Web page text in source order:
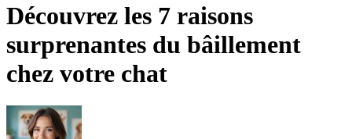
Découvrez les 7 raisons
surprenantes du bâillement
chez votre chat